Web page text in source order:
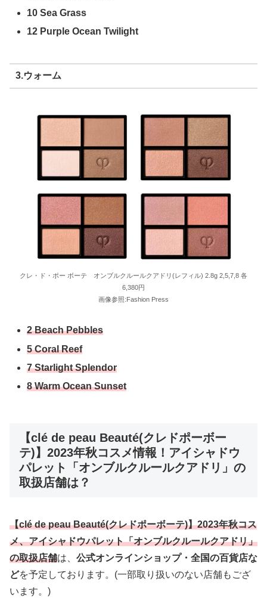
10 Sea Grass
12 Purple Ocean Twilight
3.ウォーム
クレ・ド・ポー ボーテ オンブルクルールクアドリ(レフィル) 2.8g 2,5,7,8 各
6,380円
画像参照:Fashion Press
2 Beach Pebbles
5 Coral Reef
7 Starlight Splendor
8 Warm Ocean Sunset
【clé de peau Beauté(クレドポーボー
テ)】2023年秋コスメ情報！アイシャドウ
パレット「オンブルクルールクアドリ」の
取扱店舗は？
【clé de peau Beauté(クレドポーボーテ)】2023年秋コス
メ、アイシャドウパレット「オンブルクルールクアドリ」
の取扱店舗は、 公式オンラインショップ・全国の百貨店な
どを予定しております。(一部取り扱いのない店舗もござ
います。)